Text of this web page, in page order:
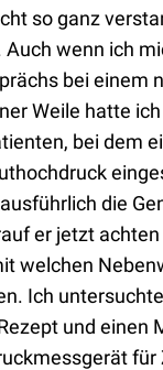
so ganz
wenn ich
bei einem
Weile hatte
bei dem
die
er jetzt
welchen
Ich
und einen
für